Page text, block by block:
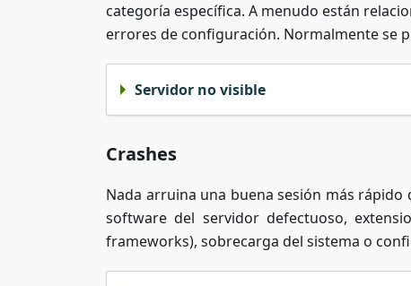
categoría específica. A menudo están
errores de configuración. Normalmente se
Servidor no visible
Crashes
Nada arruina una buena sesión más
software del servidor defectuoso,
frameworks), sobrecarga del sistema o